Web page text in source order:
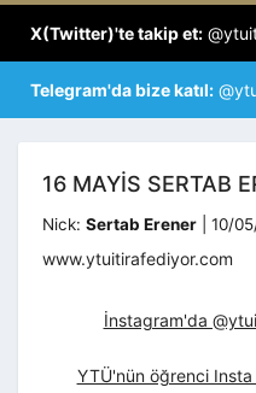
X(Twitter)'te takip et:
Telegram'da bize katıl:
16 MAYIS SERTAB
Nick: Sertab Erener 10/
www.ytuitirafediyor.com
İnstagram'da
YTÜ'nün öğrenci Insta